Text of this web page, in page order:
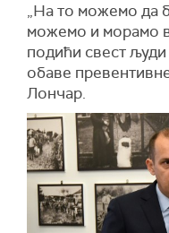
„На то можемо да
можемо и морамо
подићи свест
обаве
Лончар.